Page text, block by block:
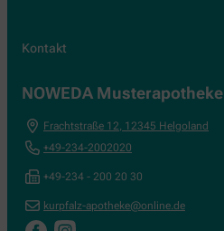
Kontakt
NOWEDA Musterapotheke
Frachtstraße 12, 12345 Helgoland
+49-234-2002020
+49-234 - 200 20 30
kurpfalz-apotheke@online.de